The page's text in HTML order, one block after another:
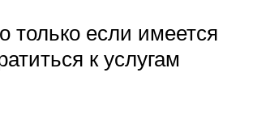
только если имеется
к услугам